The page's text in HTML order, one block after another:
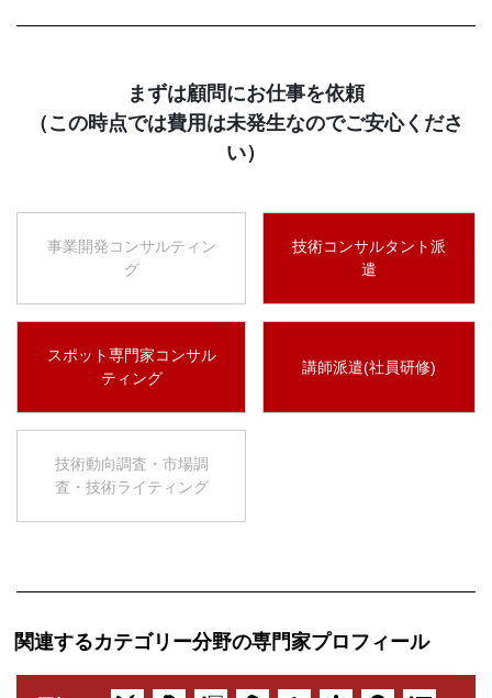
まずは顧問にお仕事を依頼
（この時点では費用は未発生なのでご安心くださ
い）
事業開発コンサルティン
グ
技術コンサルタント派
遣
スポット専門家コンサル
ティング
講師派遣(社員研修)
技術動向調査・市場調
査・技術ライティング
関連するカテゴリー分野の専門家プロフィール